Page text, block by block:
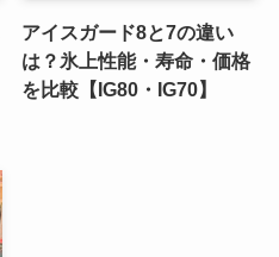
アイスガード8と7の違い
は？氷上性能・寿命・価格
を比較【IG80・IG70】